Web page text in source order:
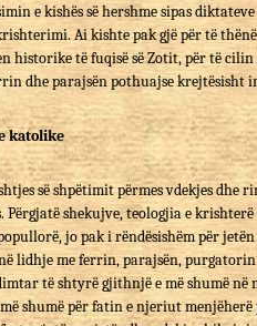
e kishës së hershme sipas
Ai kishte pak gjë për të
historike të fuqisë së Zotit, për të
dhe parajsën pothuajse krejtësisht
katolike
së shpëtimit përmes vdekjes dhe
Përgjatë shekujve, teologjia e
jo pak i rëndësishëm për
lidhje me ferrin, parajsën,
të shtyrë gjithnjë e më shumë
shumë për fatin e njeriut